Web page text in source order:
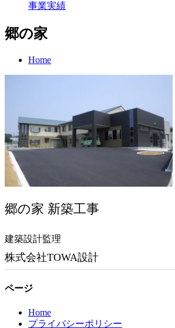
事業実績
郷の家
Home
郷の家 新築工事
建築設計監理
株式会社TOWA設計
ページ
Home
プライバシーポリシー